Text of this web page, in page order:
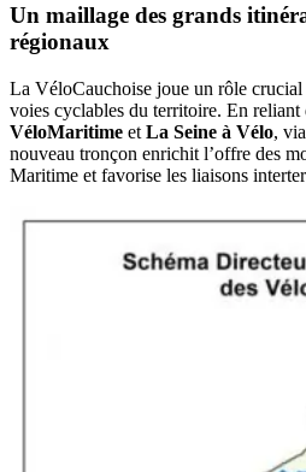
Un maillage des grands
régionaux
La VéloCauchoise joue un rôle crucial
voies cyclables du territoire. En reliant
VéloMaritime et La Seine à Vélo,
nouveau tronçon enrichit l’offre des
Maritime et favorise les liaisons